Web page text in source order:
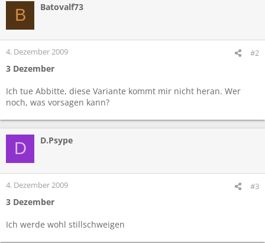
B Batovalf73
4. Dezember 2009 #2
3 Dezember
Ich tue Abbitte, diese Variante kommt mir nicht heran. Wer
noch, was vorsagen kann?
D D.Psype
4. Dezember 2009 #3
3 Dezember
Ich werde wohl stillschweigen